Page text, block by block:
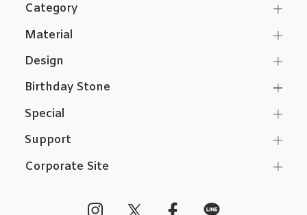
Category
Support
Corporate Site
Material
Design
Birthday Stone
Special